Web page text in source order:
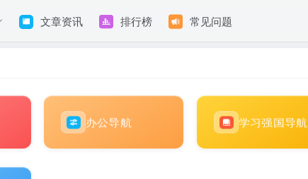
文章资讯 排行榜 常见问题
办公导航 学习强国导航